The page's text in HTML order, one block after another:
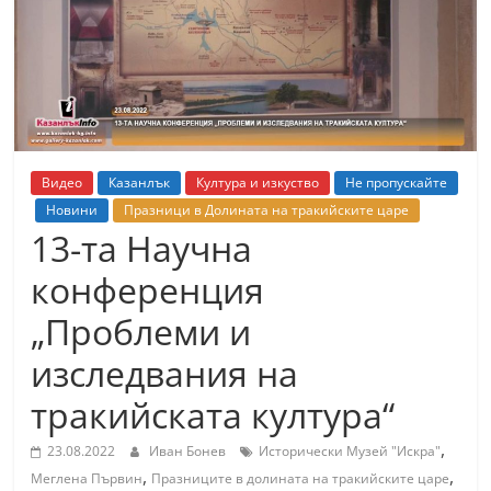
т
а
з
а
н
л
ъ
и
о
л
а
с
т
Видео Казанлък Култура и изкуство
Не пропускайте
Новини
Празници в Долината на тракийските царе
13-та Научна
конференция
„Проблеми и
изследвания на
тракийската култура“
23.08.2022 Иван Бонев Исторически Музей "Искра",
Меглена Първин, Празниците в долината на тракийските царе,